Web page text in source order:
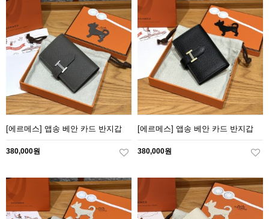
[에르메스] 앱송 베안 카드 반지갑
380,000원
[에르메스] 앱송 베안 카드 반지갑
380,000원